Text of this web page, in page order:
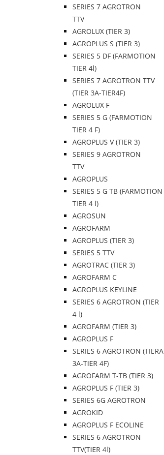
SERIES 7 AGROTRON
TTV
AGROLUX (TIER 3)
AGROPLUS S (TIER 3)
SERIES 5 DF (FARMOTION
TIER 4l)
SERIES 7 AGROTRON TTV
(TIER 3A-TIER4F)
AGROLUX F
SERIES 5 G (FARMOTION
TIER 4 F)
AGROPLUS V (TIER 3)
SERIES 9 AGROTRON
TTV
AGROPLUS
SERIES 5 G TB (FARMOTION
TIER 4 l)
AGROSUN
AGROFARM
AGROPLUS (TIER 3)
SERIES 5 TTV
AGROTRAC (TIER 3)
AGROFARM C
AGROPLUS KEYLINE
SERIES 6 AGROTRON (TIER
4 l)
AGROFARM (TIER 3)
AGROPLUS F
SERIES 6 AGROTRON (TIERA
3A-TIER 4F)
AGROFARM T-TB (TIER 3)
AGROPLUS F (TIER 3)
SERIES 6G AGROTRON
AGROKID
AGROPLUS F ECOLINE
SERIES 6 AGROTRON
TTV(TIER 4l)